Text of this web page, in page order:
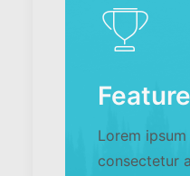
Lorem
consectetur